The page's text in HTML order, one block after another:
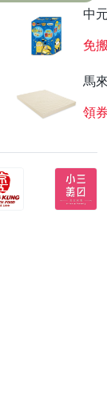
中
免
馬
領